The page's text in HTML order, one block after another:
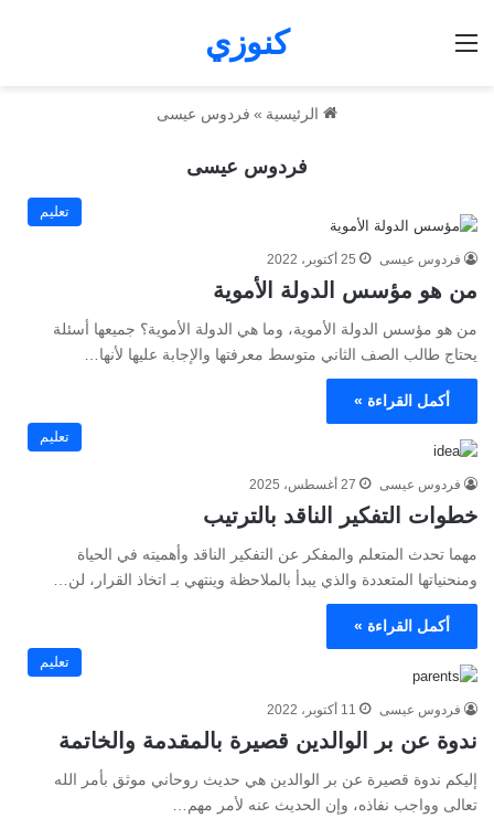
كنوزي
الرئيسية » فردوس عيسى
فردوس عيسى
تعليم
فردوس عيسى 25 أكتوبر، 2022
من هو مؤسس الدولة الأموية
من هو مؤسس الدولة الأموية، وما هي الدولة الأموية؟ جميعها أسئلة
يحتاج طالب الصف الثاني متوسط معرفتها والإجابة عليها لأنها…
أكمل القراءة »
تعليم
فردوس عيسى 27 أغسطس، 2025
خطوات التفكير الناقد بالترتيب
مهما تحدث المتعلم والمفكر عن التفكير الناقد وأهميته في الحياة
ومنحنياتها المتعددة والذي يبدأ بالملاحظة وينتهي بـ اتخاذ القرار، لن…
أكمل القراءة »
تعليم
فردوس عيسى 11 أكتوبر، 2022
ندوة عن بر الوالدين قصيرة بالمقدمة والخاتمة
إليكم ندوة قصيرة عن بر الوالدين هي حديث روحاني موثق بأمر الله
تعالى وواجب نفاذه، وإن الحديث عنه لأمر مهم…